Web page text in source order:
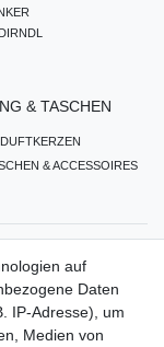
& TASCHEN
& ACCESSOIRES
auf
Daten
IP-Adresse), um
Medien von